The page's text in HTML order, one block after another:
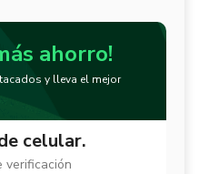
ahorro!
y lleva el mejor
celular.
verificación